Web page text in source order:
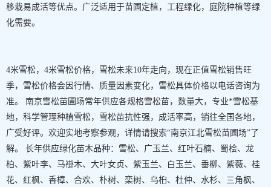
移栽易成活等优点。广泛适用于苗圃定植，工程绿化，庭院种植等绿
化需要。
4米雪松，4米雪松价格，雪松未来10年走向，现在正值雪松销售旺
季，雪松价格会因行情、质量因素变化，雪松具体价格以电话咨询为
准。 南京雪松苗圃场常年供应各规格雪松苗，数量大，专业*雪松基
地，科学管理种植雪松，雪松苗抗性强，成活率高，销往全国各地，
广受好评。欢迎实地考察参观，详情请搜索“南京江北雪松苗圃场”了
解。 长年供应绿化苗木品种：雪松、广玉兰、红叶石楠、蜀桧、龙
柏、紫叶李、马褂木、大叶女贞、紫玉兰、白玉兰、垂柳、紫薇、桂
花、红枫、香樟、合欢、朴树、栾树、乌桕、杜仲、水杉、三角枫、